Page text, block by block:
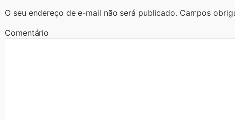
O seu endereço de e-mail não será publicado. Campos
Comentário